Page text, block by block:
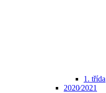
1. třída
2020⁄2021